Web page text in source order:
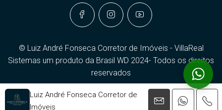
Luiz André Fonseca Corretor de
Imóveis
© Luiz André Fonseca Corretor de Imóveis - VillaReal
Sistemas um produto da Brasil WD 2024- Todos os direitos
reservados